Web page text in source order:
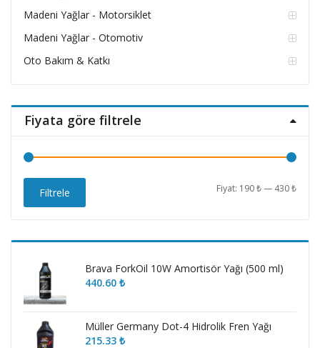
Madeni Yağlar - Motorsiklet
Madeni Yağlar - Otomotiv
Oto Bakım & Katkı
Fiyata göre filtrele
En
En
Filtrele Fiyat: 190 ₺— 430 ₺
Brava ForkOil 10W Amortisör Yağı (500 ml)
440.60₺
Müller Germany Dot-4 Hidrolik Fren Yağı
215.33₺